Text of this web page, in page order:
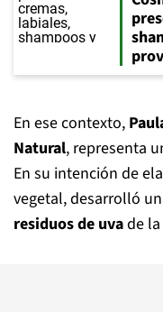
En ese contexto,
Natural, representa
En su intención de
vegetal, desarrolló un
residuos de uvade